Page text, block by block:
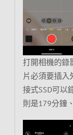
打開相機的錄
片必須要插入
接式SSD可以
則是179分鐘